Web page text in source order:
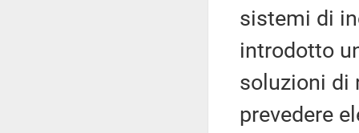
sistemi di
introdotto
soluzioni di
prevedere